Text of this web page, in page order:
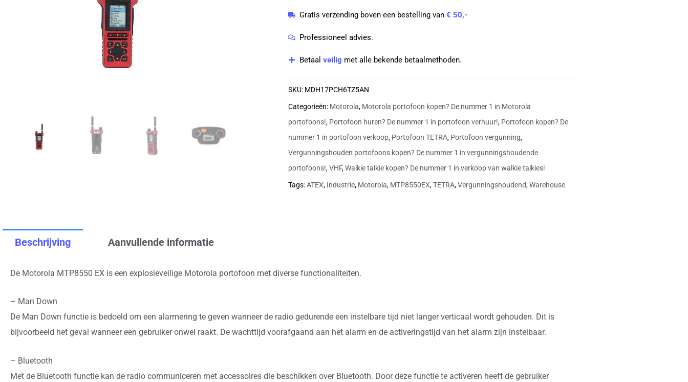
MHz
CLEAR
MDH17PCH6TZ5AN
Gratis verzending boven een bestelling van€ 50,-
Professioneel advies.
Betaalveilig met alle bekende betaalmethoden.
SKU: MDH17PCH6TZ5AN
Categorieën: Motorola, Motorola portofoon kopen? De nummer 1 in Motorola
portofoons!, Portofoon huren? De nummer 1 in portofoon verhuur!, Portofoon kopen? De
nummer 1 in portofoon verkoop, Portofoon TETRA, Portofoon vergunning,
Vergunningshouden portofoons kopen? De nummer 1 in vergunningshoudende
portofoons!,VHF,Walkie talkie kopen? De nummer 1 in verkoop van walkie talkies!
Tags:ATEX, Industrie, Motorola, MTP8550EX,TETRA,Vergunningshoudend,Warehouse
Beschrijving Aanvullende informatie
De Motorola MTP8550 EX is een explosieveilige Motorola portofoon met diverse functionaliteiten.
– Man Down
De Man Down functie is bedoeld om een alarmering te geven wanneer de radio gedurende een instelbare tijd niet langer verticaal wordt gehouden. Dit is
bijvoorbeeld het geval wanneer een gebruiker onwel raakt. De wachttijd voorafgaand aan het alarm en de activeringstijd van het alarm zijn instelbaar.
– Bluetooth
Met de Bluetooth functie kan de radio communiceren met accessoires die beschikken over Bluetooth. Door deze functie te activeren heeft de gebruiker